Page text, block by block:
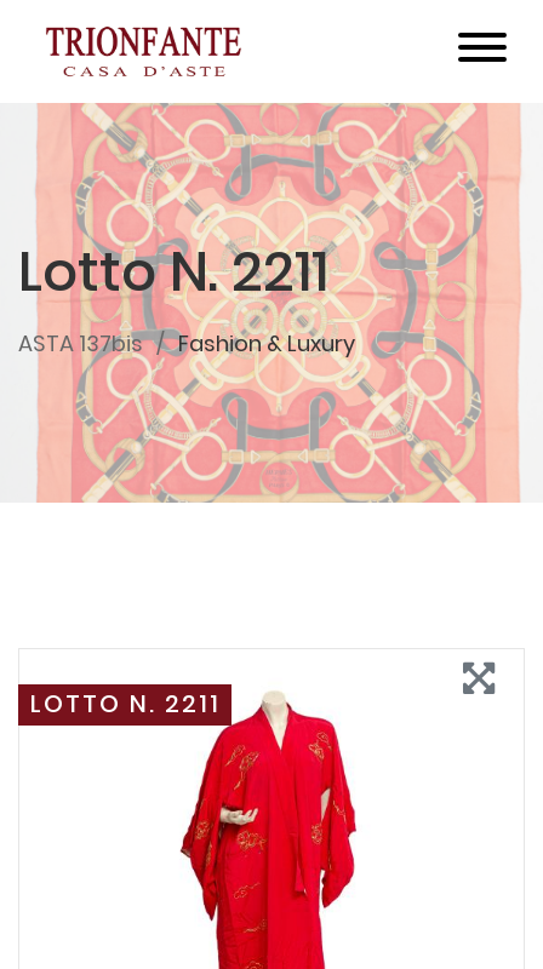
Lotto N. 2211
ASTA 137bis Fashion & Luxury
LOTTO N. 2211